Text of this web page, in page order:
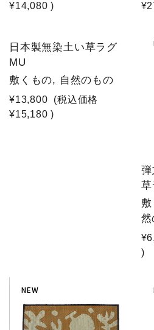
¥14,080 )
日本製無染土い草ラグ
MU
敷くもの, 自然のもの
¥13,800
(税込価格
¥15,180 )
弾
草
然
)
NEW